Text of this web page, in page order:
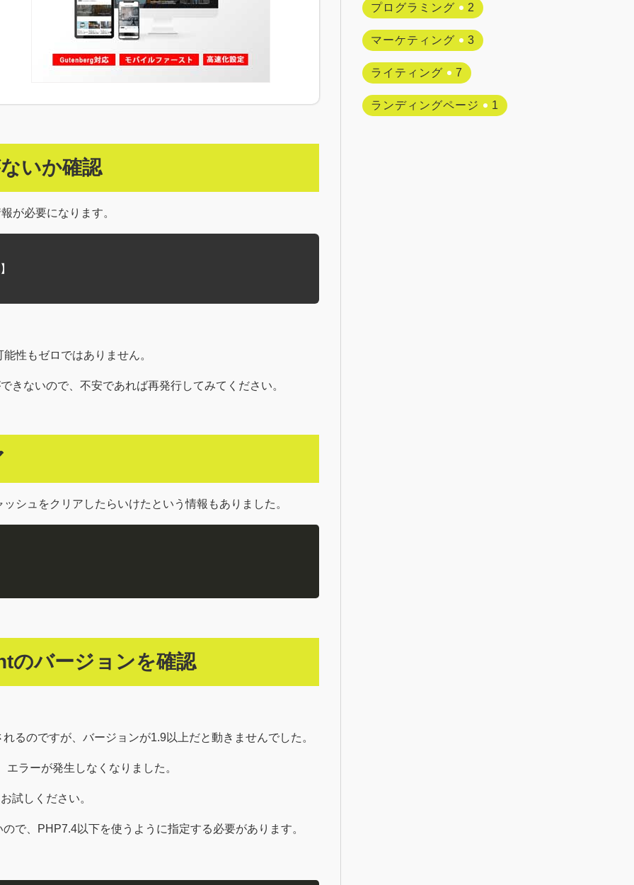
いか確認
が必要になります。
性もゼロではありません。
きないので、不安であれば再発行してみてください。
シュをクリアしたらいけたという情報もありました。
のバージョンを確認
るのですが、バージョンが1.9以上だと動きませんでした。
ラーが発生しなくなりました。
試しください。
で、PHP7.4以下を使うように指定する必要があります。
プログラミング 2
マーケティング 3
ライティング 7
ランディングページ 1